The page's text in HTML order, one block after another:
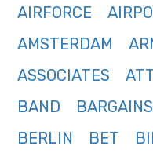
AIRFORCE
AMSTERDAM
ASSOCIATES
BAND
BARGAINS
BERLIN
BET